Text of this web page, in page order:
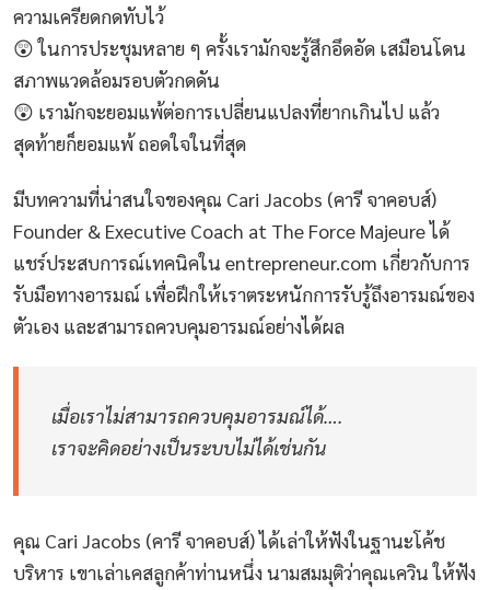
ความเครียดกดทับไว้
😲 ในการประชุมหลาย ๆ ครั้งเรามักจะรู้สึกอึดอัด เสมือนโดน
สภาพแวดล้อมรอบตัวกดดัน
😲 เรามักจะยอมแพ้ต่อการเปลี่ยนแปลงที่ยากเกินไป แล้ว
สุดท้ายก็ยอมแพ้ ถอดใจในที่สุด
มีบทความที่น่าสนใจของคุณ Cari Jacobs (คารี จาคอบส์)
Founder & Executive Coach at The Force Majeure ได้
แชร์ประสบการณ์เทคนิคใน entrepreneur.com เกี่ยวกับการ
รับมือทางอารมณ์ เพื่อฝึกให้เราตระหนักการรับรู้ถึงอารมณ์ของ
ตัวเอง และสามารถควบคุมอารมณ์อย่างได้ผล
เมื่อเราไม่สามารถควบคุมอารมณ์ได้….
เราจะคิดอย่างเป็นระบบไม่ได้เช่นกัน
คุณ Cari Jacobs (คารี จาคอบส์) ได้เล่าให้ฟังในฐานะโค้ช
บริหาร เขาเล่าเคสลูกค้าท่านหนึ่ง นามสมมุติว่าคุณเควิน ให้ฟัง